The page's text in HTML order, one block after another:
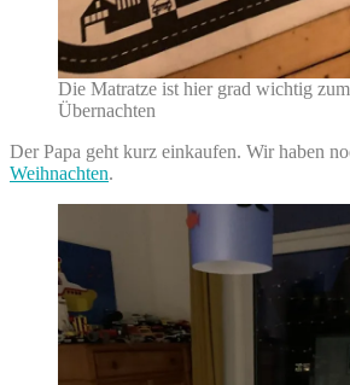
Die Matratze ist hier grad wichtig
Übernachten
Der Papa geht kurz einkaufen. Wir haben
Weihnachten.